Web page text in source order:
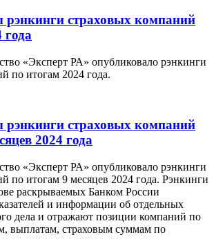
страховых компаний
года
«Эксперт РА» опубликовало рэнкинги
по итогам 2024 года.
страховых компаний
2024 года
«Эксперт РА» опубликовало рэнкинги
по итогам 9 месяцев 2024 года. Рэнкинги
раскрываемых Банком России
и информации об отдельных
дела и отражают позиции компаний по
выплатам, страховым суммам по